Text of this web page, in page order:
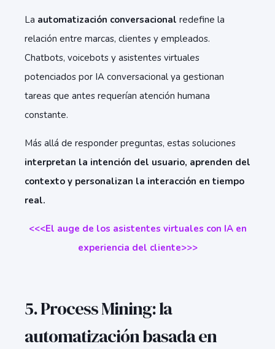
La automatización conversacional redefine la
relación entre marcas, clientes y empleados.
Chatbots, voicebots y asistentes virtuales
potenciados por IA conversacional ya gestionan
tareas que antes requerían atención humana
constante.
Más allá de responder preguntas, estas soluciones
interpretan la intención del usuario, aprenden del
contexto y personalizan la interacción en tiempo
real.
<<<El auge de los asistentes virtuales con IA en
experiencia del cliente>>>
5. Process Mining: la
automatización basada en